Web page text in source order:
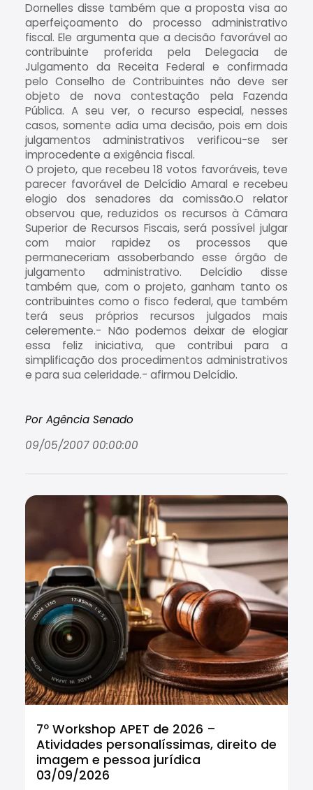
Dornelles disse também que a proposta visa ao
aperfeiçoamento do processo administrativo
fiscal. Ele argumenta que a decisão favorável ao
contribuinte proferida pela Delegacia de
Julgamento da Receita Federal e confirmada
pelo Conselho de Contribuintes não deve ser
objeto de nova contestação pela Fazenda
Pública. A seu ver, o recurso especial, nesses
casos, somente adia uma decisão, pois em dois
julgamentos administrativos verificou-se ser
improcedente a exigência fiscal.
O projeto, que recebeu 18 votos favoráveis, teve
parecer favorável de Delcídio Amaral e recebeu
elogio dos senadores da comissão.O relator
observou que, reduzidos os recursos à Câmara
Superior de Recursos Fiscais, será possível julgar
com maior rapidez os processos que
permaneceriam assoberbando esse órgão de
julgamento administrativo. Delcídio disse
também que, com o projeto, ganham tanto os
contribuintes como o fisco federal, que também
terá seus próprios recursos julgados mais
celeremente.- Não podemos deixar de elogiar
essa feliz iniciativa, que contribui para a
simplificação dos procedimentos administrativos
e para sua celeridade.- afirmou Delcídio.
Por Agência Senado
09/05/2007 00:00:00
7º Workshop APET de 2026 –
Atividades personalíssimas, direito de
imagem e pessoa jurídica
03/09/2026